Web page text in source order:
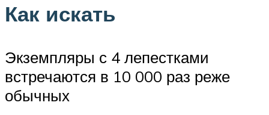
Как искать
Экземпляры с 4 лепестками
встречаются в 10 000 раз реже
обычных